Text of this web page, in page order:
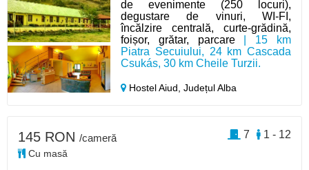
de evenimente (250 locuri),
degustare de vinuri, WI-FI,
încălzire centrală, curte-grădină,
foișor, grătar, parcare| 15 km
Piatra Secuiului, 24 km Cascada
Csukás, 30 km Cheile Turzii.
Hostel Aiud,Județul Alba
145 RON /cameră
Cu masă
1 - 12
7